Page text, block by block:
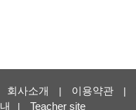
회사소개 | 이용약관 |
내
| Teacher site